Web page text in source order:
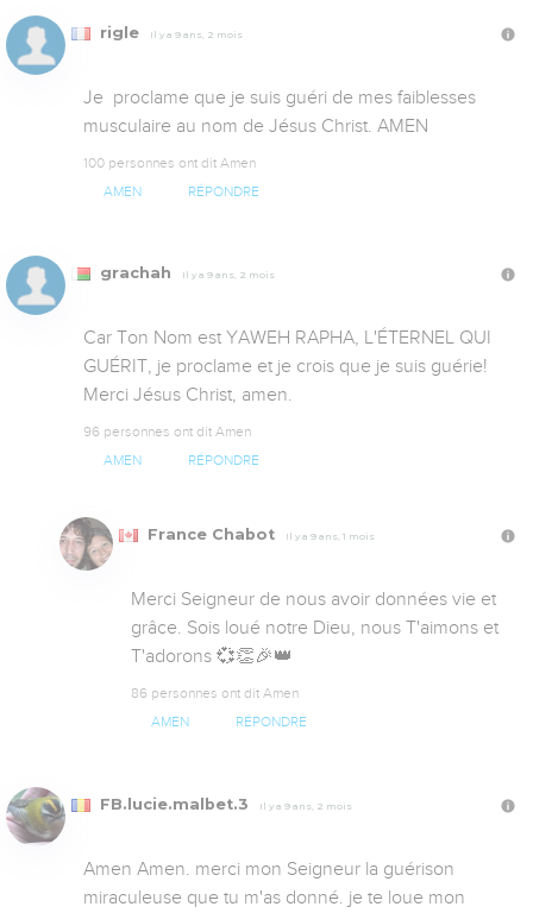
rigle Il y a 9 ans, 2 mois
Je  proclame que je suis guéri de mes faiblesses
musculaire au nom de Jésus Christ. AMEN
100 personnes ont dit Amen
AMEN RÉPONDRE
grachah Il y a 9 ans, 2 mois
Car Ton Nom est YAWEH RAPHA, L'ÉTERNEL QUI
GUÉRIT, je proclame et je crois que je suis guérie!
Merci Jésus Christ, amen.
96 personnes ont dit Amen
AMEN RÉPONDRE
France Chabot Il y a 9 ans, 1 mois
Merci Seigneur de nous avoir données vie et
grâce. Sois loué notre Dieu, nous T'aimons et
T'adorons 💞👏🎉👑
86 personnes ont dit Amen
AMEN RÉPONDRE
FB.lucie.malbet.3 Il y a 9 ans, 2 mois
Amen Amen. merci mon Seigneur la guérison
miraculeuse que tu m'as donné. je te loue mon